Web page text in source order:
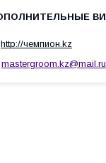
http://чемпион.kz
mastergroom.kz@mail.ru